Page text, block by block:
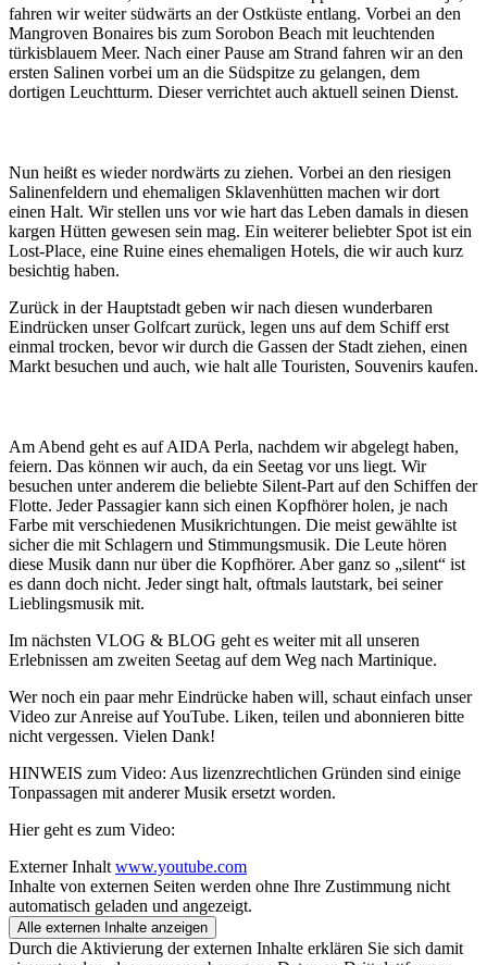
fahren wir weiter südwärts an der Ostküste entlang. Vorbei an den
Mangroven Bonaires bis zum Sorobon Beach mit leuchtenden
türkisblauem Meer. Nach einer Pause am Strand fahren wir an den
ersten Salinen vorbei um an die Südspitze zu gelangen, dem
dortigen Leuchtturm. Dieser verrichtet auch aktuell seinen Dienst.
Nun heißt es wieder nordwärts zu ziehen. Vorbei an den riesigen
Salinenfeldern und ehemaligen Sklavenhütten machen wir dort
einen Halt. Wir stellen uns vor wie hart das Leben damals in diesen
kargen Hütten gewesen sein mag. Ein weiterer beliebter Spot ist ein
Lost-Place, eine Ruine eines ehemaligen Hotels, die wir auch kurz
besichtig haben.
Zurück in der Hauptstadt geben wir nach diesen wunderbaren
Eindrücken unser Golfcart zurück, legen uns auf dem Schiff erst
einmal trocken, bevor wir durch die Gassen der Stadt ziehen, einen
Markt besuchen und auch, wie halt alle Touristen, Souvenirs kaufen.
Am Abend geht es auf AIDA Perla, nachdem wir abgelegt haben,
feiern. Das können wir auch, da ein Seetag vor uns liegt. Wir
besuchen unter anderem die beliebte Silent-Part auf den Schiffen der
Flotte. Jeder Passagier kann sich einen Kopfhörer holen, je nach
Farbe mit verschiedenen Musikrichtungen. Die meist gewählte ist
sicher die mit Schlagern und Stimmungsmusik. Die Leute hören
diese Musik dann nur über die Kopfhörer. Aber ganz so „silent“ ist
es dann doch nicht. Jeder singt halt, oftmals lautstark, bei seiner
Lieblingsmusik mit.
Im nächsten VLOG & BLOG geht es weiter mit all unseren
Erlebnissen am zweiten Seetag auf dem Weg nach Martinique.
Wer noch ein paar mehr Eindrücke haben will, schaut einfach unser
Video zur Anreise auf YouTube. Liken, teilen und abonnieren bitte
nicht vergessen. Vielen Dank!
HINWEIS zum Video: Aus lizenzrechtlichen Gründen sind einige
Tonpassagen mit anderer Musik ersetzt worden.
Hier geht es zum Video:
Externer Inhalt www.youtube.com
Inhalte von externen Seiten werden ohne Ihre Zustimmung nicht
automatisch geladen und angezeigt.
Alle externen Inhalte anzeigen
Durch die Aktivierung der externen Inhalte erklären Sie sich damit